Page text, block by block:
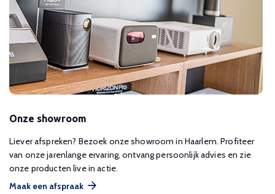
Onze showroom
Liever afspreken? Bezoek onze showroom in Haarlem. Profiteer
van onze jarenlange ervaring, ontvang persoonlijk advies en zie
onze producten live in actie.
Maak een afspraak